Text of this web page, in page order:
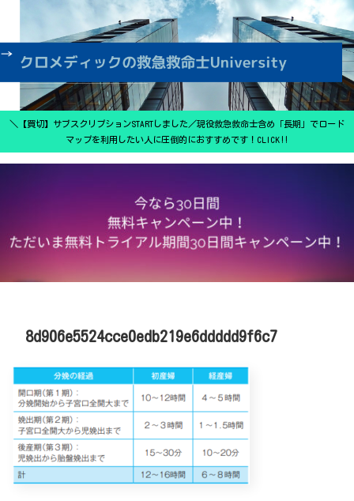
＼【買切】サブスクリプションSTARTしました／現役救急救命士含め「長期」でロード
マップを利用したい人に圧倒的におすすめです！CLICK‼
8d906e5524cce0edb219e6ddddd9f6c7